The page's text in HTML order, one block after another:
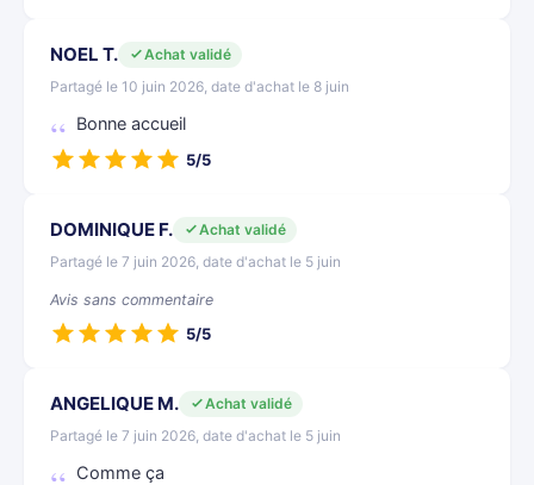
NOEL T.
Achat validé
Partagé le 10 juin 2026, date d'achat le 8 juin
Bonne accueil
5/5
DOMINIQUE F.
Achat validé
Partagé le 7 juin 2026, date d'achat le 5 juin
Avis sans commentaire
5/5
ANGELIQUE M.
Achat validé
Partagé le 7 juin 2026, date d'achat le 5 juin
Comme ça